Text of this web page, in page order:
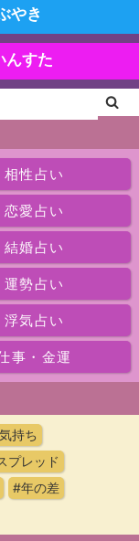
やき
すた
相性占い
恋愛占い
結婚占い
運勢占い
浮気占い
事・金運
持ち
プレッド
#年の差